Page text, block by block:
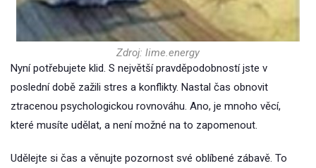
Zdroj: lime.energy
Nyní potřebujete klid. S největší pravděpodobností jste v
poslední době zažili stres a konflikty. Nastal čas obnovit
ztracenou psychologickou rovnováhu. Ano, je mnoho věcí,
které musíte udělat, a není možné na to zapomenout.
Udělejte si čas a věnujte pozornost své oblíbené zábavě. To